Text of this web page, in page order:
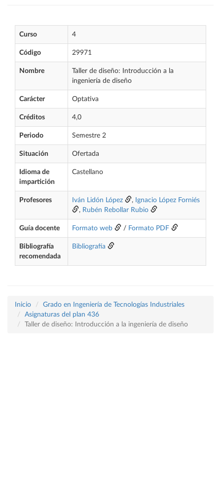
Curso 4
Código 29971
Nombre
Taller de diseño: Introducción a la
ingeniería de diseño
Carácter Optativa
Créditos 4,0
Periodo Semestre 2
Situación Ofertada
Idioma de
impartición
Castellano
Profesores Iván Lidón López , Ignacio López Forniés
, Rubén Rebollar Rubio
Guía docente Formato web / Formato PDF
Bibliografía
recomendada
Bibliografía
Inicio
Grado en Ingeniería de Tecnologías Industriales
Asignaturas del plan 436
Taller de diseño: Introducción a la ingeniería de diseño